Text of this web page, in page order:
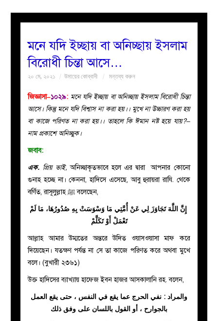
বয়ান
নারীদের
মজলিস
প্রশ্ন
মনে যদি ইচ্ছায় বা অনিচ্ছায় ইসলাম
বিরোধী চিন্তা আসে…
২০ মে, ২০২১ উমায়ের কোব্বাদী মন্তব্য করুন
জিজ্ঞাসা–১০২৯: মনে যদি ইচ্ছায় বা অনিচ্ছায় ইসলাম বিরোধী চিন্তা
আসে। কিন্তু মনে যদি বিশ্বাস না করা হয়।। মুখে না উচ্চারণ করা হয়
বা কাজে পরিণত না করা হয়।। তাহলে কি ঈমান নষ্ট হয়ে যায়?–
নাম প্রকাশে অনিচ্ছুক।
জবাব:
এক. প্রিয় ভাই,অনিচ্ছাকৃতভাবে হলে এর দ্বারা আপনার কোনো
গুনাহ হচ্ছে না। কেননা, হাদিসে এসেছে, আবু হুরায়রা রাযি. থেকে
বর্ণিত, রাসূলুল্লাহ ﷺ বলেছেন,
إِنَّ اللَّهَ تَجَاوَزَ لِيعَنْ أُمَّتِي مَا وَسْوَسَتْ بِهِ صُدُورُهَا، مَا لَمْ
تَعْمَلْ أَوْ تَكَلَّمْ
আল্লাহ আমার উম্মতের অন্তরে উদিত ওয়াসওয়াসা মাফ করে
দিয়েছেন। যতক্ষণ পর্যন্ত না সে তা কাজে পরিণত করে অথবা মুখে
বলে। (বুখারী ২৩৬১)
উক্ত হাদিসের ব্যাখ্যায় হাফেজ ইবন হাজর আসকালানি রহ. বলেন,
والمراد : نفي الحرج عما يقع في النفس ، حتى يقع العمل
بالجوارح ، أو القول باللسان على وفق ذلك